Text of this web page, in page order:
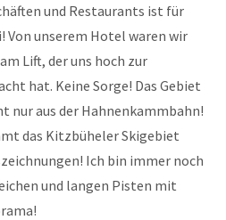
und Restaurants ist für
Von unserem Hotel waren wir
Lift, der uns hoch zur
hat. Keine Sorge! Das Gebiet
nur aus der Hahnenkammbahn!
das Kitzbüheler Skigebiet
Ich bin immer noch
und langen Pisten mit